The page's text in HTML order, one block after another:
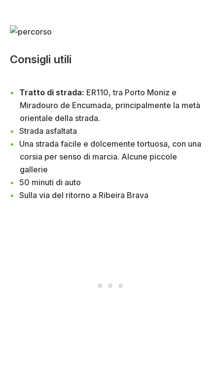
Consigli utili
Tratto di strada: ER110, tra Porto Moniz e
Miradouro de Encumada, principalmente la metà
orientale della strada.
Strada asfaltata
Una strada facile e dolcemente tortuosa, con una
corsia per senso di marcia. Alcune piccole
gallerie
50 minuti di auto
Sulla via del ritorno a Ribeira Brava